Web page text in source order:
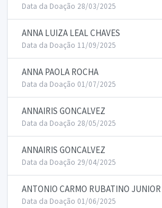
Data da Doação 28/03/2025
ANNA LUIZA LEAL CHAVES
Data da Doação 11/09/2025
ANNA PAOLA ROCHA
Data da Doação 01/07/2025
ANNAIRIS GONCALVEZ
Data da Doação 28/05/2025
ANNAIRIS GONCALVEZ
Data da Doação 29/04/2025
ANTONIO CARMO RUBATINO JUNIOR
Data da Doação 01/06/2025